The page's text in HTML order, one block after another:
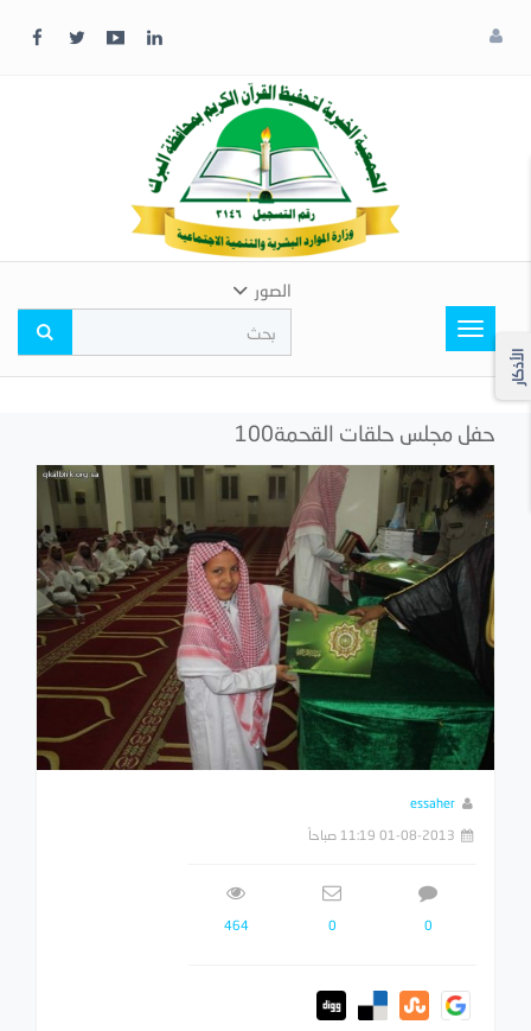
Toggle
navigation
الصور
الأذكار
حفل مجلس حلقات القحمة100
essaher
01-08-2013 11:19 صباحاً
0
0
464